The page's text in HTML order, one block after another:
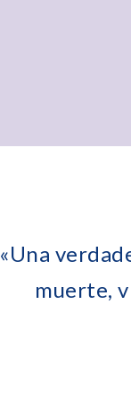
«Una
muerte,